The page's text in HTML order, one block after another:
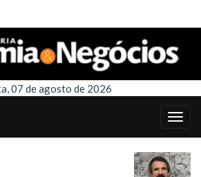
07 de agosto de 2026